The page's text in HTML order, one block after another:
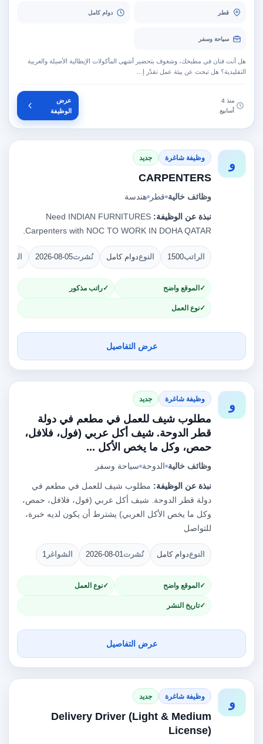
قطر دوام كامل
سياحة وسفر
هل أنت فنان في مطبخك، وشغوف بتحضير أشهى المأكولات الإيطالية الأصيلة والعربية
التقليدية؟ هل تبحث عن بيئة عمل تقدّر إ…
منذ 4
أسابيع
عرض
الوظيفة
و وظيفة شاغرة جديد
CARPENTERS
وظائف خالية قطر هندسة
نبذة عن الوظيفة: Need INDIAN FURNITURES
Carpenters with NOC TO WORK IN DOHA QATAR.
الراتب1500 النوعدوام كامل نُشرت2026-08-05
الموقع واضح راتب مذكور
نوع العمل
عرض التفاصيل
و وظيفة شاغرة جديد
مطلوب شيف للعمل في مطعم في دولة
قطر الدوحة. شيف أكل عربي (فول، فلافل،
حمص، وكل ما يخص الأكل ...
وظائف خالية الدوحة سياحة وسفر
نبذة عن الوظيفة: مطلوب شيف للعمل في مطعم في
دولة قطر الدوحة. شيف أكل عربي (فول، فلافل، حمص،
وكل ما يخص الأكل العربي) يشترط أن يكون لديه خبرة،
للتواصل
النوعدوام كامل نُشرت2026-08-01 الشواغر 1
الموقع واضح نوع العمل
تاريخ النشر
عرض التفاصيل
و وظيفة شاغرة جديد
Delivery Driver (Light & Medium
License)